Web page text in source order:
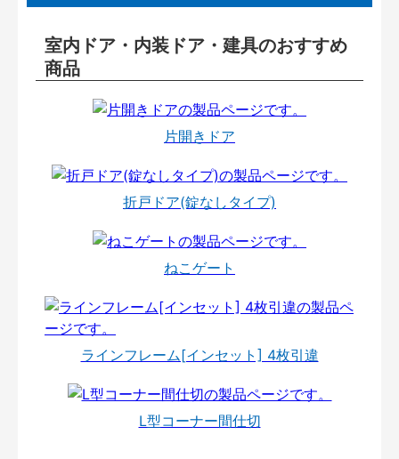
室内ドア・内装ドア・建具のおすすめ
商品
片開きドア
折戸ドア(錠なしタイプ)
ねこゲート
ラインフレーム[インセット] 4枚引違
L型コーナー間仕切